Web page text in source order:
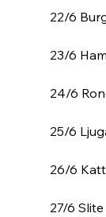
22/6
23/6
24/6
25/6
26/6
27/6